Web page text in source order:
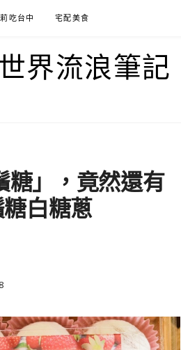
吃台中 宅配美食
界流浪筆記
糖」，竟然還有
白糖蔥